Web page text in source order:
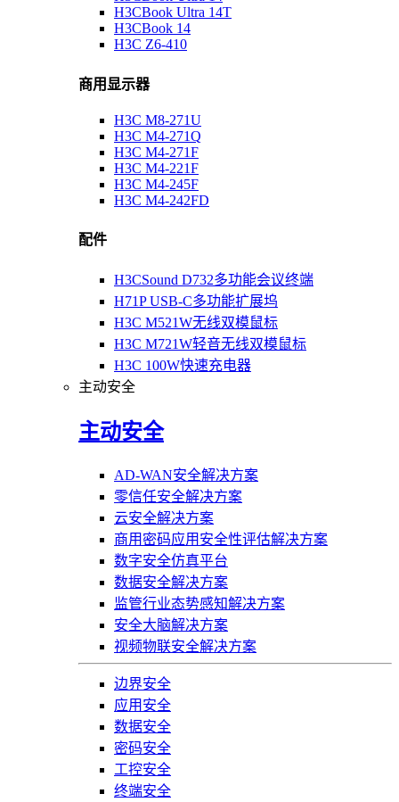
H3CBook Ultra 14T
H3CBook 14
H3C Z6-410
商用显示器
H3C M8-271U
H3C M4-271Q
H3C M4-271F
H3C M4-221F
H3C M4-245F
H3C M4-242FD
配件
H3CSound D732多功能会议终端
H71P USB-C多功能扩展坞
H3C M521W无线双模鼠标
H3C M721W轻音无线双模鼠标
H3C 100W快速充电器
主动安全
主动安全
AD-WAN安全解决方案
零信任安全解决方案
云安全解决方案
商用密码应用安全性评估解决方案
数字安全仿真平台
数据安全解决方案
监管行业态势感知解决方案
安全大脑解决方案
视频物联安全解决方案
边界安全
应用安全
数据安全
密码安全
工控安全
终端安全